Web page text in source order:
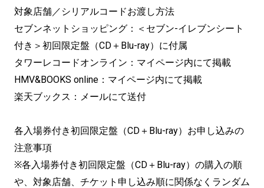
対象店舗／シリアルコードお渡し方法
セブンネットショッピング：＜セブン-イレブンシート
付き＞初回限定盤（CD＋Blu-ray）に付属
タワーレコードオンライン：マイページ内にて掲載
HMV&BOOKS online：マイページ内にて掲載
楽天ブックス：メールにて送付
各入場券付き初回限定盤（CD＋Blu-ray）お申し込みの
注意事項
※各入場券付き初回限定盤（CD＋Blu-ray）の購入の順
や、対象店舗、チケット申し込み順に関係なくランダム